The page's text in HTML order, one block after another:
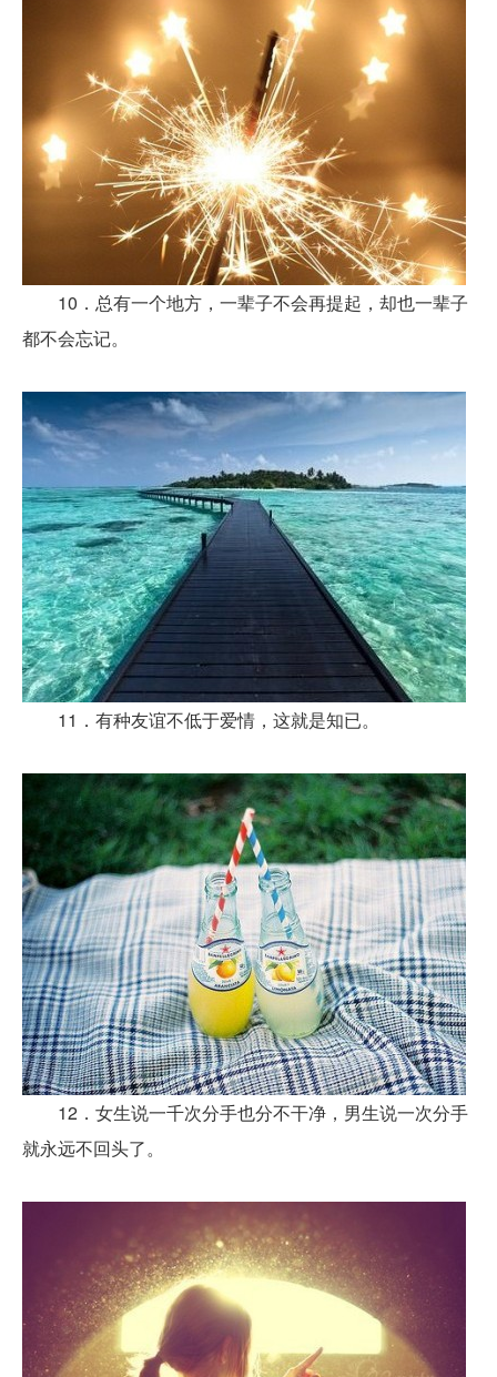
10．总有一个地方，一辈子不会再提起，却也一辈子
都不会忘记。
11．有种友谊不低于爱情，这就是知已。
12．女生说一千次分手也分不干净，男生说一次分手
就永远不回头了。